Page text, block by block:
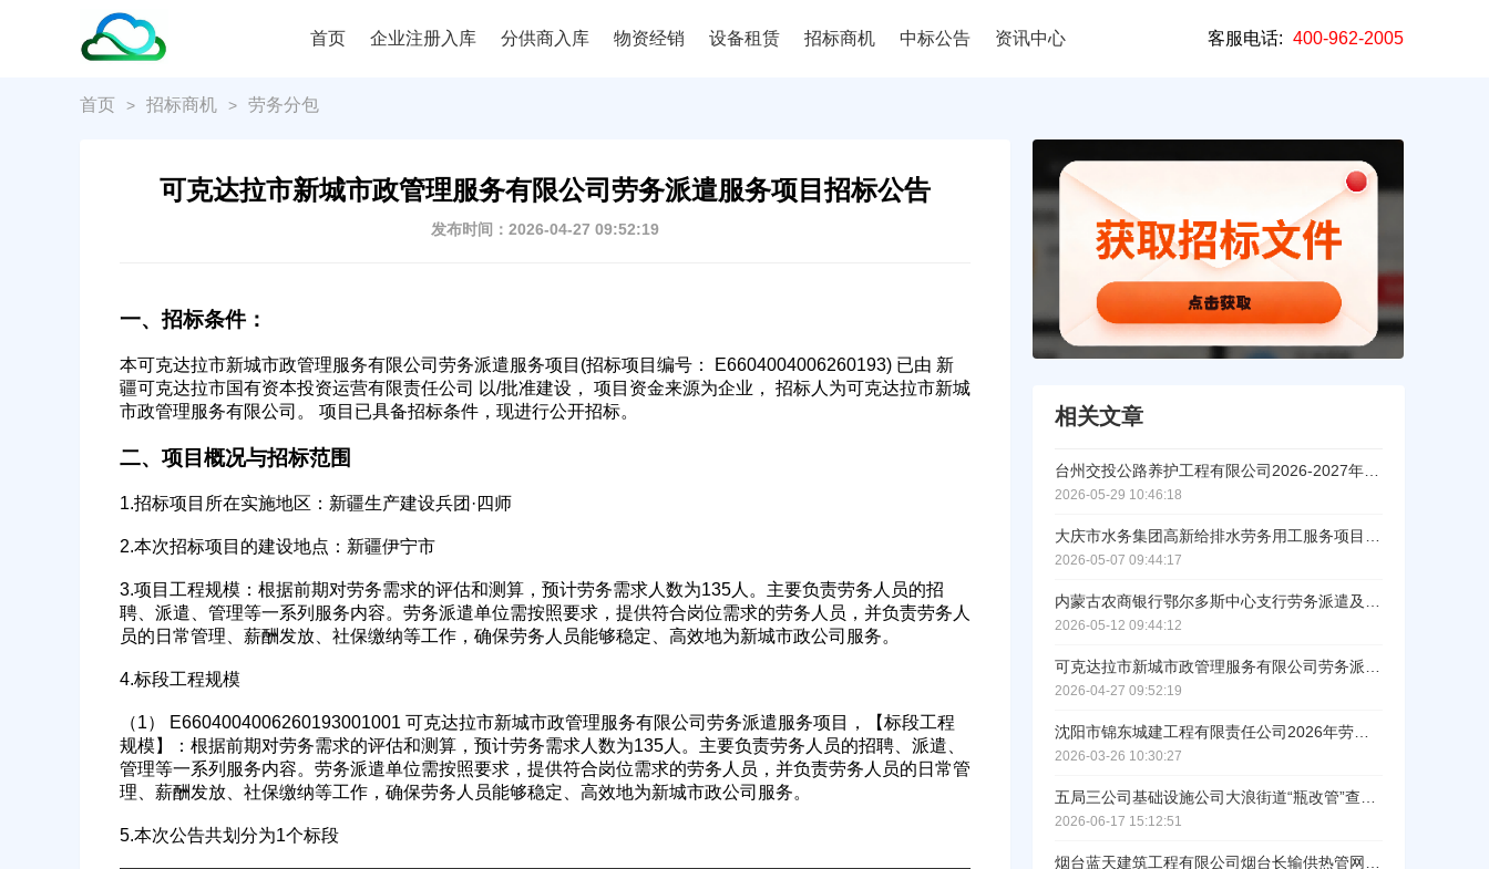
首页 企业注册入库 分供商入库 物资经销 设备租赁 招标商机 中标公告 资讯中心 客服电话: 400-962-2005
首页 > 招标商机 > 劳务分包
可克达拉市新城市政管理服务有限公司劳务派遣服务项目招标公告
发布时间：2026-04-27 09:52:19
一、招标条件：
本可克达拉市新城市政管理服务有限公司劳务派遣服务项目(招标项目编号： E6604004006260193) 已由 新
疆可克达拉市国有资本投资运营有限责任公司 以/批准建设， 项目资金来源为企业， 招标人为可克达拉市新城
市政管理服务有限公司。 项目已具备招标条件，现进行公开招标。
二、项目概况与招标范围
1.招标项目所在实施地区：新疆生产建设兵团·四师
2.本次招标项目的建设地点：新疆伊宁市
3.项目工程规模：根据前期对劳务需求的评估和测算，预计劳务需求人数为135人。主要负责劳务人员的招
聘、派遣、管理等一系列服务内容。劳务派遣单位需按照要求，提供符合岗位需求的劳务人员，并负责劳务人
员的日常管理、薪酬发放、社保缴纳等工作，确保劳务人员能够稳定、高效地为新城市政公司服务。
4.标段工程规模
（1） E6604004006260193001001 可克达拉市新城市政管理服务有限公司劳务派遣服务项目，【标段工程
规模】：根据前期对劳务需求的评估和测算，预计劳务需求人数为135人。主要负责劳务人员的招聘、派遣、
管理等一系列服务内容。劳务派遣单位需按照要求，提供符合岗位需求的劳务人员，并负责劳务人员的日常管
理、薪酬发放、社保缴纳等工作，确保劳务人员能够稳定、高效地为新城市政公司服务。
5.本次公告共划分为1个标段
相关文章
2026-05-29 10:46:18
2026-05-07 09:44:17
2026-05-12 09:44:12
2026-04-27 09:52:19
2026-03-26 10:30:27
2026-06-17 15:12:51
ဆ